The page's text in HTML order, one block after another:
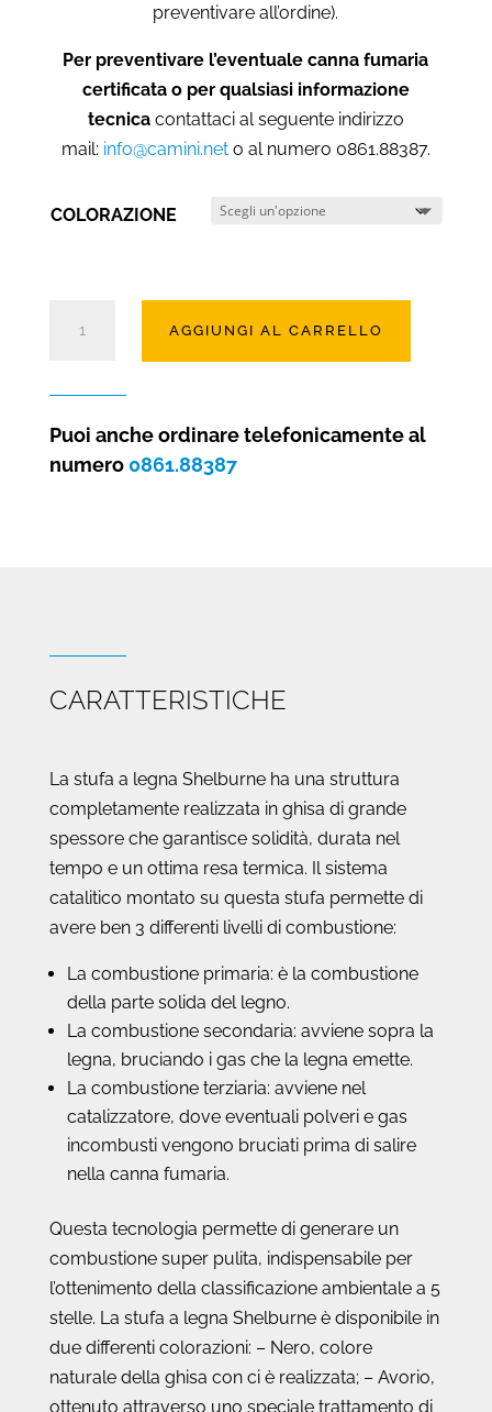
preventivare all’ordine).
Per preventivare l’eventuale canna fumaria
certificata o per qualsiasi informazione
tecnicacontattaci al seguente indirizzo
mail: info@camini.neto al numero 0861.88387.
COLORAZIONE
catalitica
Shelburne
in
AGGIUNGI AL CARRELLO
Puoi anche ordinare telefonicamente al
numero 0861.88387
CARATTERISTICHE
La stufa a legna Shelburne ha una struttura
completamente realizzata in ghisa di grande
spessore che garantisce solidità, durata nel
tempo e un ottima resa termica. Il sistema
catalitico montato su questa stufa permette di
avere ben 3 differenti livelli di combustione:
La combustione primaria: è la combustione
della parte solida del legno.
La combustione secondaria: avviene sopra la
legna, bruciando i gas che la legna emette.
La combustione terziaria: avviene nel
catalizzatore, dove eventuali polveri e gas
incombusti vengono bruciati prima di salire
nella canna fumaria.
Questa tecnologia permette di generare un
combustione super pulita, indispensabile per
l’ottenimento della classificazione ambientale a 5
stelle. La stufa a legna Shelburne è disponibile in
due differenti colorazioni: – Nero, colore
naturale della ghisa con ci è realizzata; – Avorio,
ottenuto attraverso uno speciale trattamento di